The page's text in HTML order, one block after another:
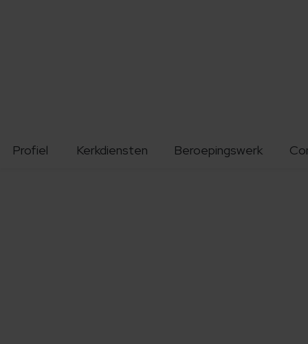
Profiel Kerkdiensten Beroepingswerk